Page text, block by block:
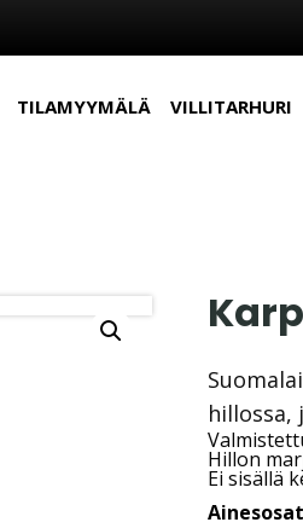
TILAMYYMÄLÄ VILLITARHURI
hillossa,
Hillon
Ei sisällä